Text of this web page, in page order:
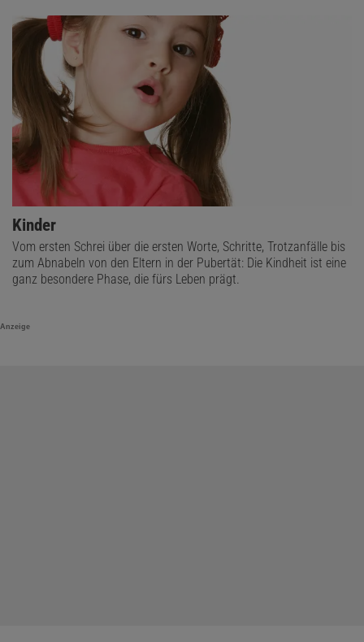
Kinder
Vom ersten Schrei über die ersten Worte, Schritte, Trotzanfälle bis
zum Abnabeln von den Eltern in der Pubertät: Die Kindheit ist eine
ganz besondere Phase, die fürs Leben prägt.
Anzeige